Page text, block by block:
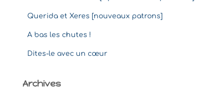
Querida et Xeres [nouveaux patrons]
A bas les chutes !
Dites-le avec un cœur
Archives